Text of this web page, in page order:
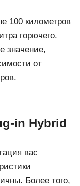
100 километров
горючего.
значение,
от
in Hybrid
вас
Более того,